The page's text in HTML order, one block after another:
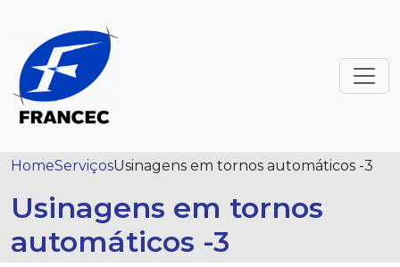
HomeServiçosUsinagens em tornos automáticos -3
Usinagens em tornos
automáticos -3